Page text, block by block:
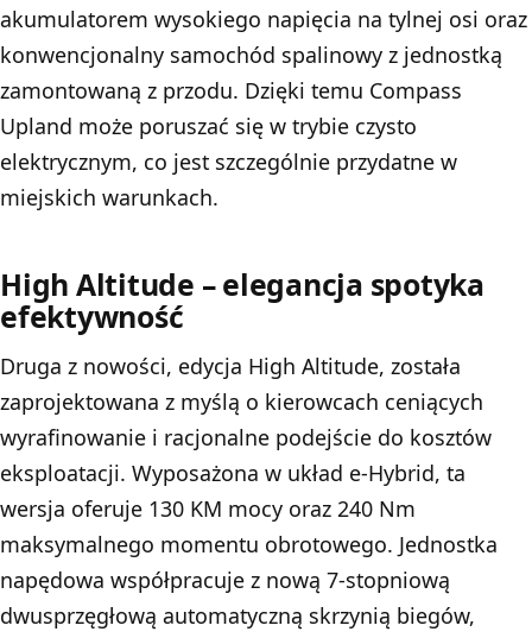
akumulatorem wysokiego napięcia na tylnej osi oraz
konwencjonalny samochód spalinowy z jednostką
zamontowaną z przodu. Dzięki temu Compass
Upland może poruszać się w trybie czysto
elektrycznym, co jest szczególnie przydatne w
miejskich warunkach.
High Altitude – elegancja spotyka
efektywność
Druga z nowości, edycja High Altitude, została
zaprojektowana z myślą o kierowcach ceniących
wyrafinowanie i racjonalne podejście do kosztów
eksploatacji. Wyposażona w układ e-Hybrid, ta
wersja oferuje 130 KM mocy oraz 240 Nm
maksymalnego momentu obrotowego. Jednostka
napędowa współpracuje z nową 7-stopniową
dwusprzęgłową automatyczną skrzynią biegów,